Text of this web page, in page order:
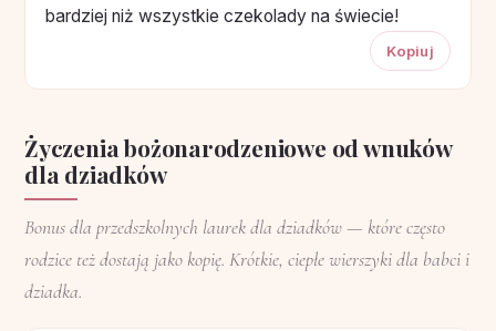
bardziej niż wszystkie czekolady na świecie!
Kopiuj
Życzenia bożonarodzeniowe od wnuków
dla dziadków
Bonus dla przedszkolnych laurek dla dziadków — które często
rodzice też dostają jako kopię. Krótkie, ciepłe wierszyki dla babci i
dziadka.